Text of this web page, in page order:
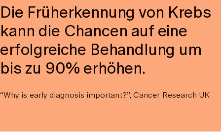
Die Früherkennung von Krebs
kann die Chancen auf eine
erfolgreiche Behandlung um
bis zu 90% erhöhen.
“Why is early diagnosis important?”, Cancer Research UK